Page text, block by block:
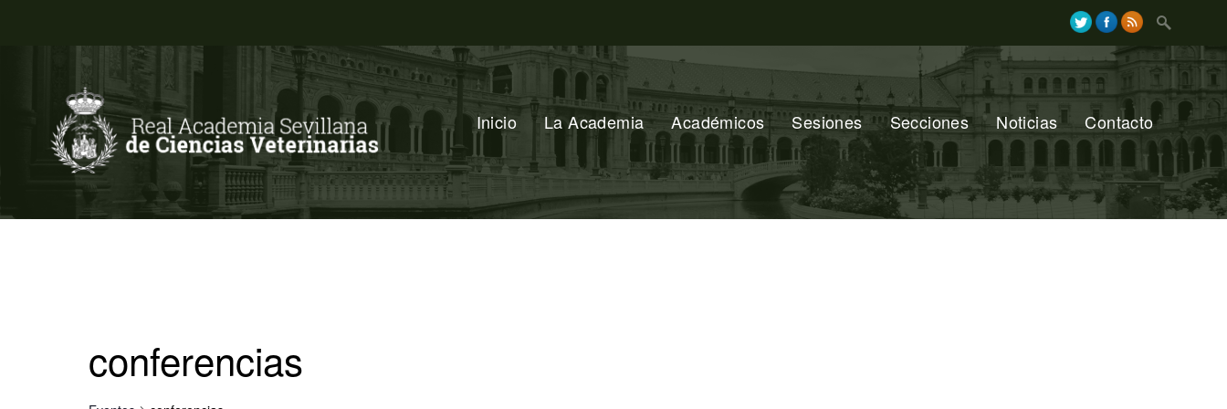
Search
for:
Inicio La Academia Académicos Sesiones Secciones Noticias Contacto
conferencias